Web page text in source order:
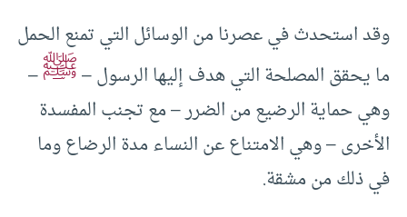
وقد استحدث في عصرنا من الوسائل التي تمنع الحمل
ما يحقق المصلحة التي هدف إليها الرسول –ﷺ–
وهي حماية الرضيع من الضرر – مع تجنب المفسدة
الأخرى – وهي الامتناع عن النساء مدة الرضاع وما
في ذلك من مشقة.